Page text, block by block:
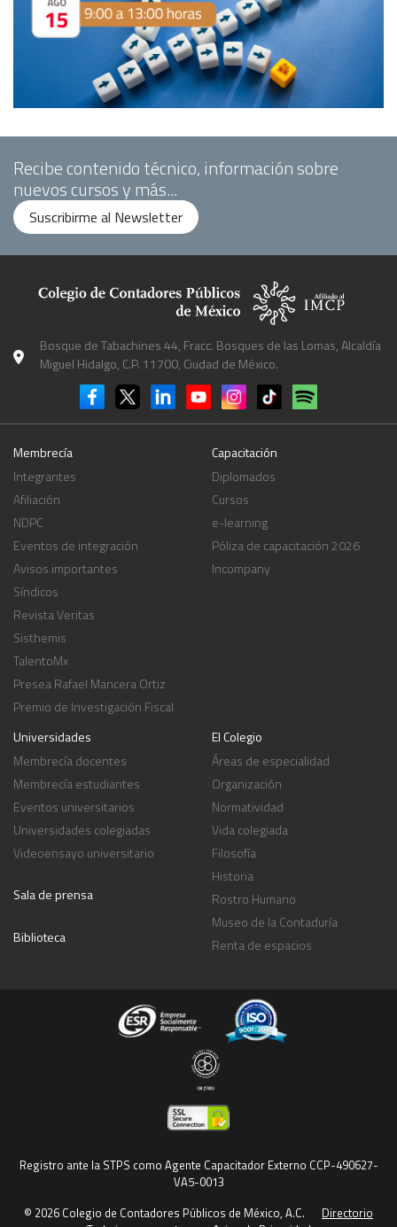
Recibe contenido técnico, información sobre
nuevos cursos y más...
Suscribirme al Newsletter
Bosque de Tabachines 44, Fracc. Bosques de las Lomas, Alcaldía
Miguel Hidalgo, C.P. 11700, Ciudad de México.
Membrecía
Integrantes
Afiliación
NDPC
Eventos de integración
Avisos importantes
Síndicos
Revista Veritas
Sisthemis
TalentoMx
Presea Rafael Mancera Ortiz
Premio de Investigación Fiscal
Capacitación
Diplomados
Cursos
e-learning
Póliza de capacitación 2026
Incompany
Universidades
Membrecía docentes
Membrecía estudiantes
Eventos universitarios
Universidades colegiadas
Videoensayo universitario
Sala de prensa
Biblioteca
El Colegio
Áreas de especialidad
Organización
Normatividad
Vida colegiada
Filosofía
Historia
Rostro Humano
Museo de la Contaduría
Renta de espacios
Registro ante la STPS como Agente Capacitador Externo CCP-490627-
VA5-0013
© 2026 Colegio de Contadores Públicos de México, A.C.
Directorio